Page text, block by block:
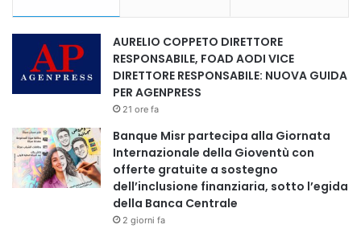
AURELIO COPPETO DIRETTORE
RESPONSABILE, FOAD AODI VICE
DIRETTORE RESPONSABILE: NUOVA GUIDA
PER AGENPRESS
21 ore fa
Banque Misr partecipa alla Giornata
Internazionale della Gioventù con
offerte gratuite a sostegno
dell’inclusione finanziaria, sotto l’egida
della Banca Centrale
2 giorni fa